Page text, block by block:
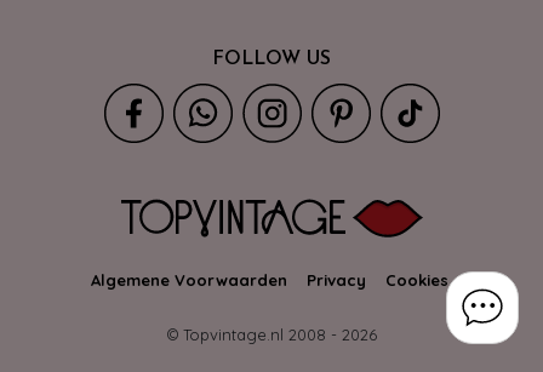
FOLLOW US
Algemene Voorwaarden Privacy Cookies
© Topvintage.nl 2008 - 2026